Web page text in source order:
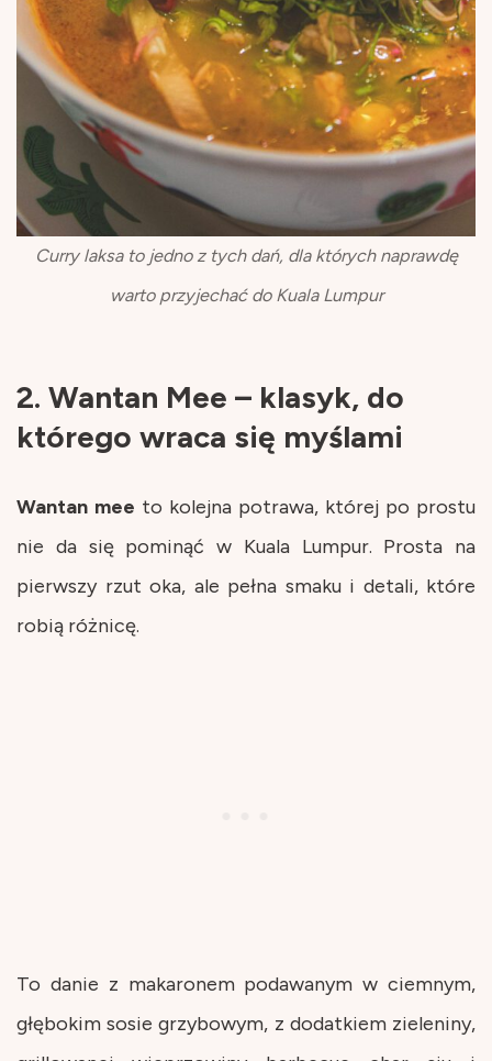
Curry laksa to jedno z tych dań, dla których naprawdę
warto przyjechać do Kuala Lumpur
2. Wantan Mee – klasyk, do
którego wraca się myślami
Wantan mee to kolejna potrawa, której po prostu
nie da się pominąć w Kuala Lumpur. Prosta na
pierwszy rzut oka, ale pełna smaku i detali, które
robią różnicę.
To danie z makaronem podawanym w ciemnym,
głębokim sosie grzybowym, z dodatkiem zieleniny,